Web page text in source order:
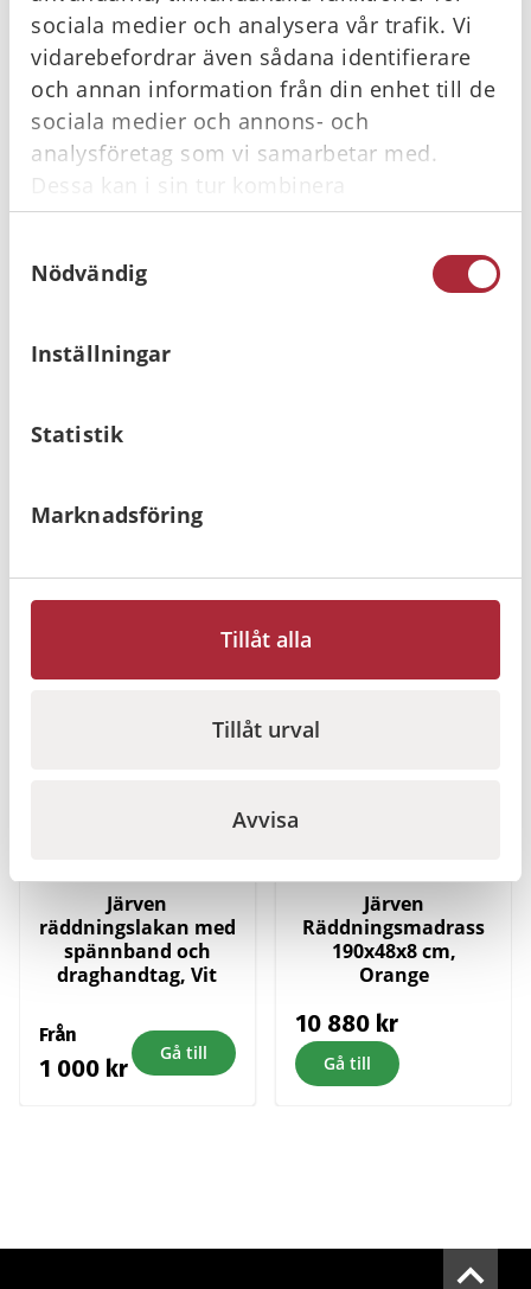
sociala medier och analysera vår trafik. Vi
vidarebefordrar även sådana identifierare
och annan information från din enhet till de
sociala medier och annons- och
analysföretag som vi samarbetar med.
Dessa kan i sin tur kombinera
informationen med annan information som
samlat in när du har använt deras tjänster.
Nödvändig
Inställningar
Statistik
Marknadsföring
Tillåt alla
Tillåt urval
Avvisa
Köpvillkor
Relaterade produkter
I lager
10-pack, Grön
200kr 1 440kr
Järven
räddningslakan med
spännband och
draghandtag, Vit
Från
1 000 kr
Gå till
Järven
Räddningsmadrass
190x48x8 cm,
Orange
10 880 kr
Gå till